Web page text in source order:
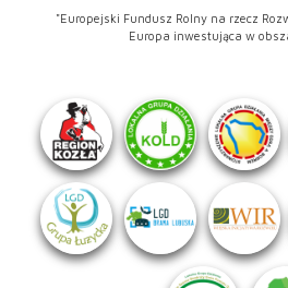
"Europejski Fundusz Rolny na rzecz
Europa inwestująca w